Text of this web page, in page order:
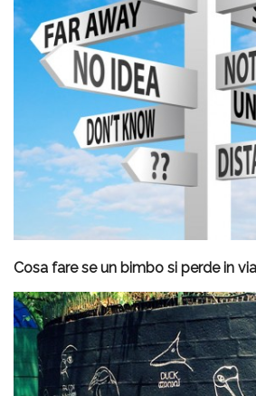
Cosa fare se un bimbo si perde in